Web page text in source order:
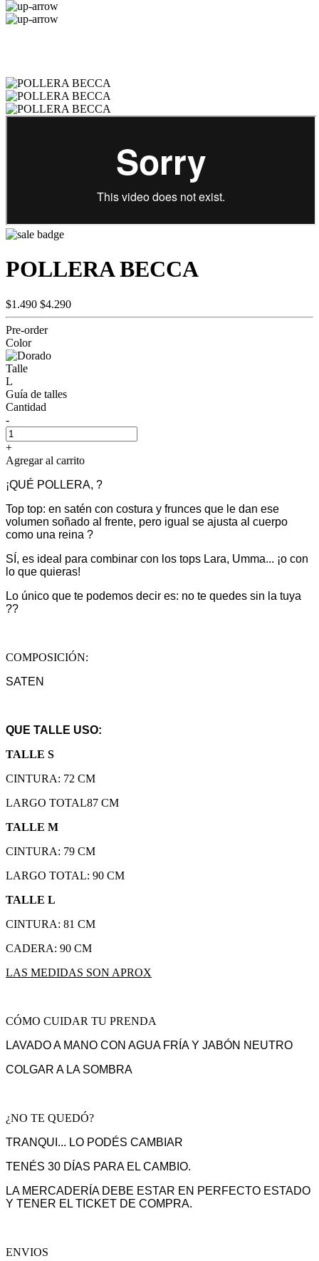
POLLERA BECCA
$1.490 $4.290
Pre-order
Color
Talle
L
Guía de talles
Cantidad
-
+
Agregar al carrito
¡QUÉ POLLERA, ?
Top top: en satén con costura y frunces que le dan ese
volumen soñado al frente, pero igual se ajusta al cuerpo
como una reina ?
SÍ, es ideal para combinar con los tops Lara, Umma... ¡o con
lo que quieras!
Lo único que te podemos decir es: no te quedes sin la tuya
??
COMPOSICIÓN:
SATEN
QUE TALLE USO:
TALLE S
CINTURA: 72 CM
LARGO TOTAL87 CM
TALLE M
CINTURA: 79 CM
LARGO TOTAL: 90 CM
TALLE L
CINTURA: 81 CM
CADERA: 90 CM
LAS MEDIDAS SON APROX
CÓMO CUIDAR TU PRENDA
LAVADO A MANO CON AGUA FRÍA Y JABÓN NEUTRO
COLGAR A LA SOMBRA
¿NO TE QUEDÓ?
TRANQUI... LO PODÉS CAMBIAR
TENÉS 30 DÍAS PARA EL CAMBIO.
LA MERCADERÍA DEBE ESTAR EN PERFECTO ESTADO
Y TENER EL TICKET DE COMPRA.
ENVIOS